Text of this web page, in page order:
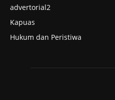
advertorial2
Kapuas
Hukum dan Peristiwa